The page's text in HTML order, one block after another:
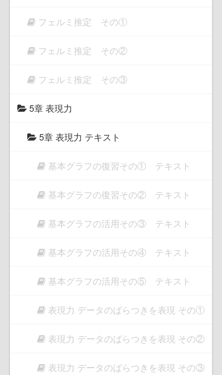
フェルミ推定 その①
フェルミ推定 その②
フェルミ推定 その③
5章 表現力
5章 表現力 テキスト
基本グラフの復習その① テキスト
基本グラフの復習その② テキスト
基本グラフの活用その③ テキスト
基本グラフの活用その④ テキスト
基本グラフの活用その⑤ テキスト
表現力 データのばらつきを表現 その①
表現力 データのばらつきを表現 その②
表現力 データのばらつきを表現 その③